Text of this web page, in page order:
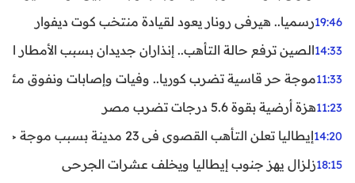
19:46رسميا.. هيرفي رونار يعود لقيادة منتخب كوت ديفوار
14:33الصين ترفع حالة التأهب.. إنذاران جديدان بسبب الأمطار
11:33موجة حر قاسية تضرب كوريا.. وفيات وإصابات ونفوق مئات
11:23هزة أرضية بقوة 5.6 درجات تضرب مصر
14:20إيطاليا تعلن التأهب القصوى في 23 مدينة بسبب موجة حر شديدة
18:15زلزال يهز جنوب إيطاليا ويخلف عشرات الجرحى